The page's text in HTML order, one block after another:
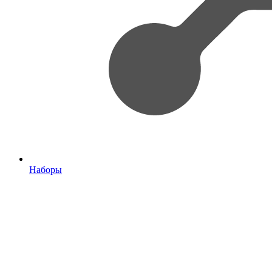
Наборы